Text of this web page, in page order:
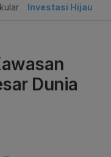
Investasi Hijau
Dunia